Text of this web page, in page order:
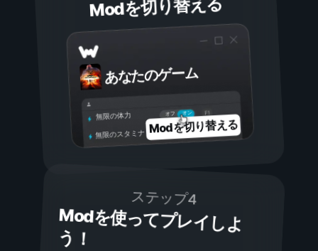
Modを切り替える
あなたのゲーム
オン
オフ
無限の体力
無限のスタミナ Modを切り替える
ステップ4
Modを使ってプレイしよ
う！